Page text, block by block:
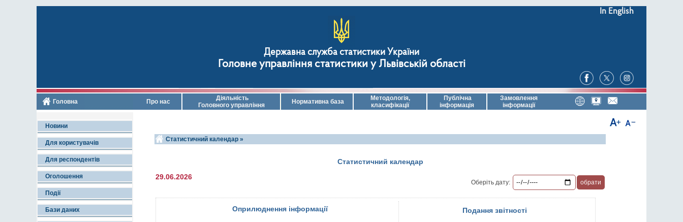
In English
Державна служба статистики України
Головне управління статистики у Львівській області
Головна Про нас
Діяльність
Головного управління
Нормативна база
Методологія,
класифікації
Публічна
інформація
Замовлення
інформації
Новини
Для користувачів
Для респондентів
Оголошення
Події
Бази даних
Статистичний календар »
Статистичний календар
Оберіть дату:
29.06.2026
Оприлюднення інформації Подання звітності